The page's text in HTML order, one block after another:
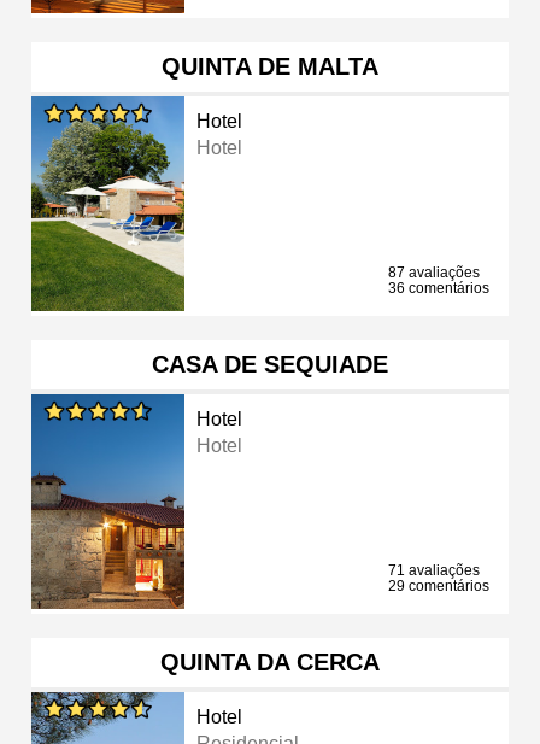
QUINTA DE MALTA
Hotel
Hotel
87 avaliações
36 comentários
CASA DE SEQUIADE
Hotel
Hotel
71 avaliações
29 comentários
QUINTA DA CERCA
Hotel